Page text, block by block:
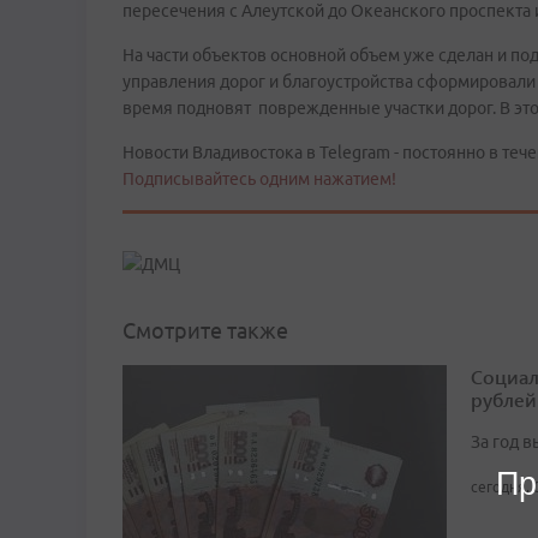
пересечения с Алеутской до Океанского
На части объектов основной объем уже сделан и
управления дорог и благоустройства
время подновят поврежденные участки дорог. В
Новости Владивостока в Telegram - постоянно в
Подписывайтесь одним нажатием!
Смотрите также
рублей
За год
сегодня,